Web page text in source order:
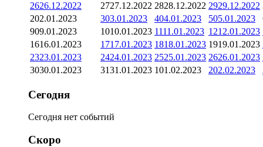
2626.12.2022 2727.12.2022 2828.12.2022 2929.12.2022
202.01.2023 303.01.2023 404.01.2023 505.01.2023
909.01.2023 1010.01.2023 1111.01.2023 1212.01.2023
1616.01.2023 1717.01.2023 1818.01.2023 1919.01.2023
2323.01.2023 2424.01.2023 2525.01.2023 2626.01.2023
3030.01.2023 3131.01.2023 101.02.2023 202.02.2023
Сегодня
Сегодня нет событий
Скоро